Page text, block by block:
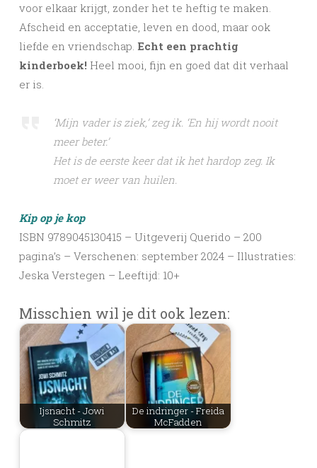
voor elkaar krijgt, zonder het te heftig te maken.
Afscheid en acceptatie, leven en dood, maar ook
liefde en vriendschap. Echt een prachtig
kinderboek! Heel mooi, fijn en goed dat dit verhaal
er is.
‘Mijn vader is ziek,’ zeg ik. ‘En hij wordt nooit
meer beter.’
Het is de eerste keer dat ik het hardop zeg. Ik
moet er weer van huilen.
Kip op je kop
ISBN 9789045130415 – Uitgeverij Querido – 200
pagina’s – Verschenen: september 2024 – Illustraties:
Jeska Verstegen – Leeftijd: 10+
Misschien wil je dit ook lezen:
Ijsnacht - Jowi
Schmitz
De indringer - Freida
McFadden